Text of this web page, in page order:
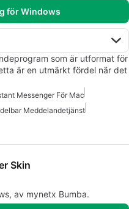
för Windows
som är utformat för
är en utmärkt fördel när det
Messenger För Mac
Meddelandetjänst
Skin
av mynetx Bumba.